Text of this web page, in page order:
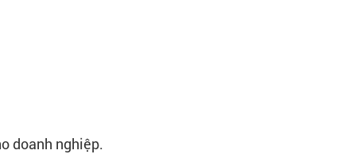
doanh nghiệp.